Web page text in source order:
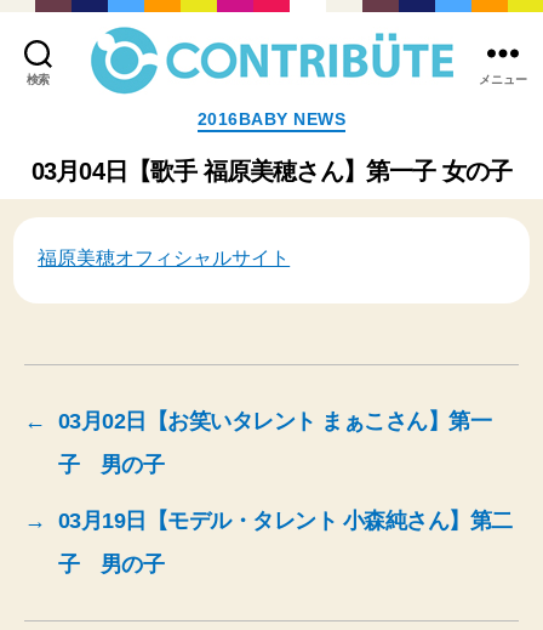
検索
式
社
コ
ト
ビ
ト
Contribute,inc.
メニュー
カ
テ
ゴ
リ
2016BABY NEWS
03月04日【歌手 福原美穂さん】第一子 女の子
福原美穂オフィシャルサイト
←
03月02日【お笑いタレント まぁこさん】第一
子 男の子
→
03月19日【モデル・タレント 小森純さん】第二
子 男の子